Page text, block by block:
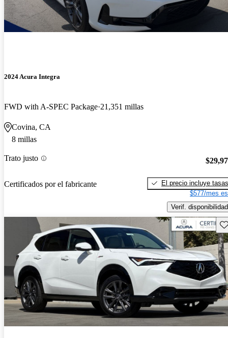
2024 Acura Integra
FWD with A-SPEC Package 21,351 millas
Covina, CA
8 millas
Trato justo
Certificados por el fabricante
El precio incluye tasas
$577/mes
Verif. disponibilidad